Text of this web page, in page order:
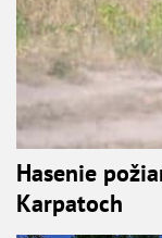
Hasenie
Karpatoch